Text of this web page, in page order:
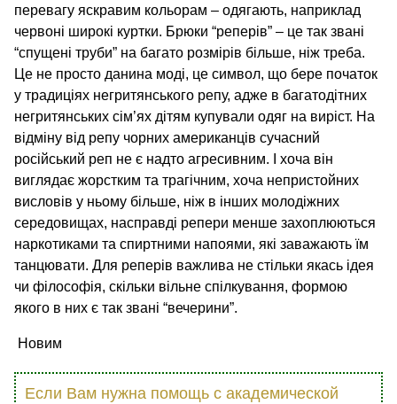
перевагу яскравим кольорам – одягають, наприклад
червоні широкі куртки. Брюки “реперів” – це так звані
“спущені труби” на багато розмірів більше, ніж треба.
Це не просто данина моді, це символ, що бере початок
у традиціях негритянського репу, адже в багатодітних
негритянських сім’ях дітям купували одяг на виріст. На
відміну від репу чорних американців сучасний
російський реп не є надто агресивним. І хоча він
виглядає жорстким та трагічним, хоча непристойних
висловів у ньому більше, ніж в інших молодіжних
середовищах, насправді репери менше захоплюються
наркотиками та спиртними напоями, які заважають їм
танцювати. Для реперів важлива не стільки якась ідея
чи філософія, скільки вільне спілкування, формою
якого в них є так звані “вечерини”.
Новим
Если Вам нужна помощь с академической